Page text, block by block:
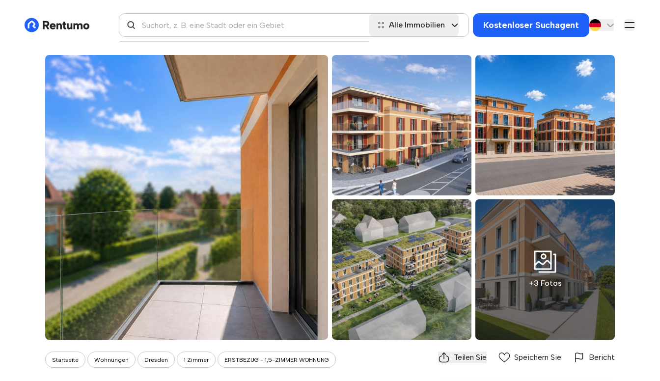
Alle Immobilien Kostenloser Suchagent
+3 Fotos
Startseite Wohnungen Dresden 1 Zimmer ERSTBEZUG - 1,5-ZIMMER WOHNUNG Teilen Sie Speichern Sie Bericht